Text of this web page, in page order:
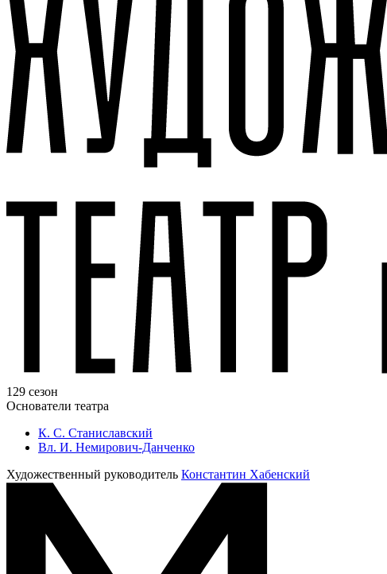
129 сезон
Основатели театра
К. С. Станиславский
Вл. И. Немирович-Данченко
Художественный руководитель Константин Хабенский